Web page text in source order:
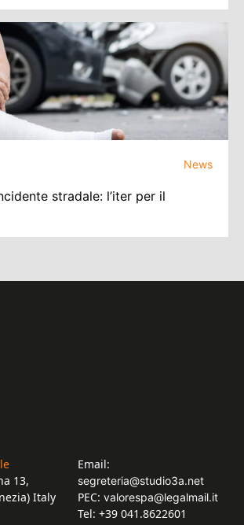
News
stradale: l’iter per il
13,
Italy
Email:
segreteria@studio3a.net
PEC: valorespa@legalmail.it
Tel: +39 041.8622601